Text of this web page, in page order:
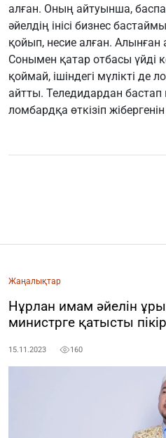
алған. Оның айтуынша,
әйелдің інісі бизнес
қойып, несие алған. Алынған
Сонымен қатар отбасы үйді
қоймай, ішіндегі мүлікті де
айтты. Теледидардан бастап
ломбардқа өткізіп жібергенін
Жаңалықтар
Нұрлан имам әйелін
министрге қатысты пікір
15.11.2023 160